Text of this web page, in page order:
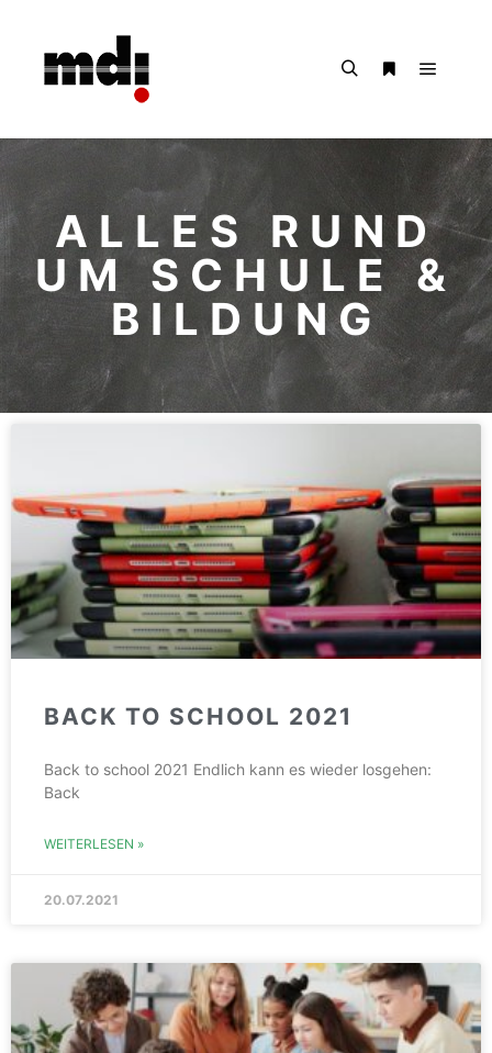
ALLES RUND
UM SCHULE &
BILDUNG
BACK TO SCHOOL 2021
Back to school 2021 Endlich kann es wieder losgehen:
Back
WEITERLESEN »
20.07.2021